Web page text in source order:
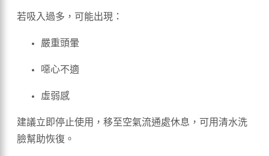
若吸入過多，可能出現：
嚴重頭暈
噁心不適
虛弱感
建議立即停止使用，移至空氣流通處休息，可用清水洗
臉幫助恢復。